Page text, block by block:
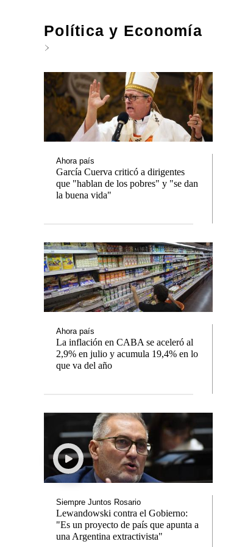
Política y Economía
Ahora país
García Cuerva criticó a dirigentes
que "hablan de los pobres" y "se dan
la buena vida"
Ahora país
La inflación en CABA se aceleró al
2,9% en julio y acumula 19,4% en lo
que va del año
Siempre Juntos Rosario
Lewandowski contra el Gobierno:
"Es un proyecto de país que apunta a
una Argentina extractivista"
Notas